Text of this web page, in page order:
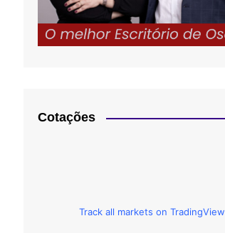
Cotações
Track all markets on TradingView